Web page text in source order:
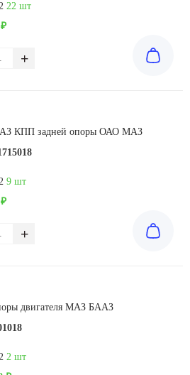
22 шт
+
КПП задней опоры ОАО МАЗ
9 шт
+
двигателя МАЗ БААЗ
2 шт